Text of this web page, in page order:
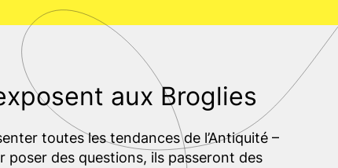
aux Broglies
toutes les tendances de l’Antiquité –
poser des questions, ils passeront des